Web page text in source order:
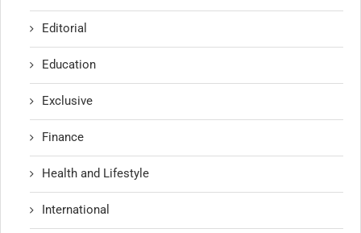
Editorial
Education
Exclusive
Finance
Health and Lifestyle
International